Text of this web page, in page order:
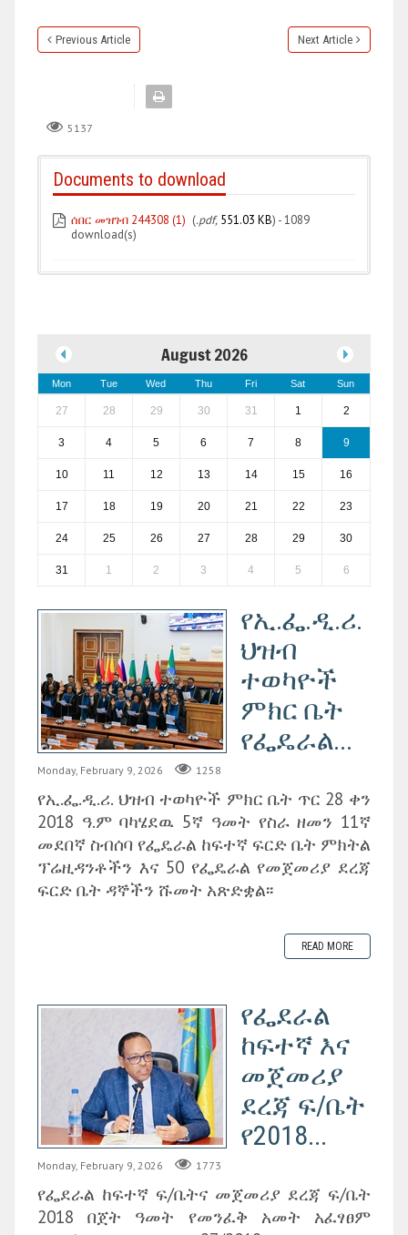
Previous Article Next Article
5137
Documents to download
ሰበር መዝገብ 244308 (1) (.pdf, 551.03 KB) - 1089
download(s)
August 2026
Mon Tue Wed Thu Fri Sat Sun
27 28 29 30 31 1 2
3 4 5 6 7 8 9
10 11 12 13 14 15 16
17 18 19 20 21 22 23
24 25 26 27 28 29 30
31 1 2 3 4 5 6
የኢ.ፌ.ዲ.ሪ.
ህዝብ
ተወካዮች
ምክር ቤት
የፌዴራል...
Monday, February 9, 2026 1258
የኢ.ፌ.ዲ.ሪ. ህዝብ ተወካዮች ምክር ቤት ጥር 28 ቀን
2018 ዓ.ም ባካሄደዉ 5ኛ ዓመት የስራ ዘመን 11ኛ
መደበኛ ስብሰባ የፌዴራል ከፍተኛ ፍርድ ቤት ምክትል
ፕሬዚዳንቶችን እና 50 የፌዴራል የመጀመሪያ ደረጃ
ፍርድ ቤት ዳኞችን ሹመት አጽድቋል፡፡
READ MORE
የፌደራል
ከፍተኛ እና
መጀመሪያ
ደረጃ ፍ/ቤት
የ2018...
Monday, February 9, 2026 1773
የፌደራል ከፍተኛ ፍ/ቤትና መጀመሪያ ደረጃ ፍ/ቤት
2018 በጀት ዓመት የመንፈቅ አመት አፈፃፀም